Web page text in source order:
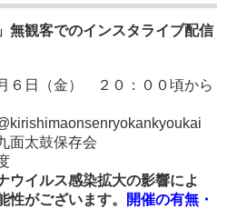
無観客でのインスタライブ配信
６日（金） ２０：００頃から
面太鼓保存会
ウイルス感染拡大の影響によ
性がございます。 開催の有無・